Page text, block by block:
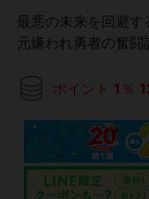
最悪の未来を回避す
元嫌われ勇者の奮闘
ポイント 1 ％